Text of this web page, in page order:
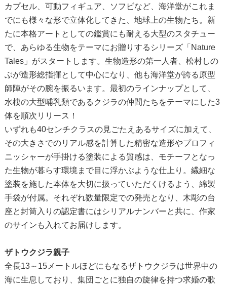
カプセル、可動フィギュア、ソフビなど、海洋堂がこれま
でにも様々な形で立体化してきた、地球上の生物たち。新
たに本格アートとしての鑑賞にも耐える大型のスタチュー
で、あらゆる生物をテーマにお贈りするシリーズ「Nature
Tales」がスタートします。生物造形の第一人者、松村しの
ぶが造形総指揮として中心になり、他も海洋堂が誇る原型
師陣がその腕を振るいます。最初のラインナップとして、
水棲の大型哺乳類であるクジラの仲間たちをテーマにした3
体を順次リリース！
いずれも40センチクラスの見ごたえあるサイズに加えて、
その大きさでのリアル感を計算した精密な造形やプロフィ
ニッシャーが手掛ける塗装による質感は、モチーフとなっ
た生物が暮らす環境まで目に浮かぶような仕上り。繊細な
塗装を施した本体を大切に扱っていただくけるよう、綿製
手袋が付属。それぞれ数量限定での発売となり、木彫の台
座と封筒入りの認定書にはシリアルナンバーと共に、作家
のサインも入れてお届けします。
ザトウクジラ親子
全長13～15メートルほどにもなるザトウクジラは世界中の
海に生息しており、集団ごとに独自の旋律を持つ求婚の歌